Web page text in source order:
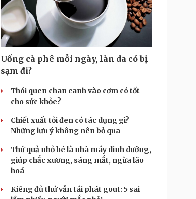
Uống cà phê mỗi ngày, làn da có bị
sạm đi?
Thói quen chan canh vào cơm có tốt
cho sức khỏe?
Chiết xuất tỏi đen có tác dụng gì?
Những lưu ý không nên bỏ qua
Thứ quả nhỏ bé là nhà máy dinh dưỡng,
giúp chắc xương, sáng mắt, ngừa lão
hoá
Kiêng đủ thứ vẫn tái phát gout: 5 sai